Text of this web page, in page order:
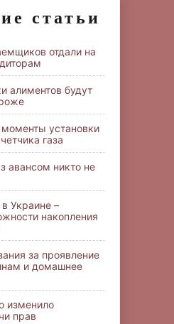
статьи
отдали на
алиментов будут
установки
газа
авансом никто не
Украине –
накопления
за проявление
и домашнее
изменило
прав